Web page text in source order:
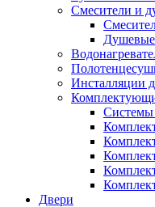
Смесители и
Инсталляции
Системы
Двери